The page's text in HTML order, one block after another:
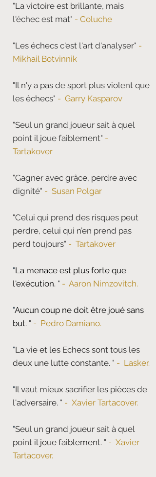
"La victoire est brillante, mais
l'échec est mat" - Coluche
"Les échecs c'est l'art d'analyser" -
Mikhail Botvinnik
"Il n'y a pas de sport plus violent que
les échecs" - Garry Kasparov
"Seul un grand joueur sait à quel
point il joue faiblement" -
Tartakover
"Gagner avec grâce, perdre avec
dignité" - Susan Polgar
"Celui qui prend des risques peut
perdre, celui qui n’en prend pas
perd toujours" - Tartakover
"La menace est plus forte que
l'exécution. " - Aaron Nimzovitch.
"Aucun coup ne doit être joué sans
but. " - Pedro Damiano.
"La vie et les Echecs sont tous les
deux une lutte constante. " - Lasker.
"Il vaut mieux sacrifier les pièces de
l'adversaire. " - Xavier Tartacover.
"Seul un grand joueur sait à quel
point il joue faiblement. " - Xavier
Tartacover.